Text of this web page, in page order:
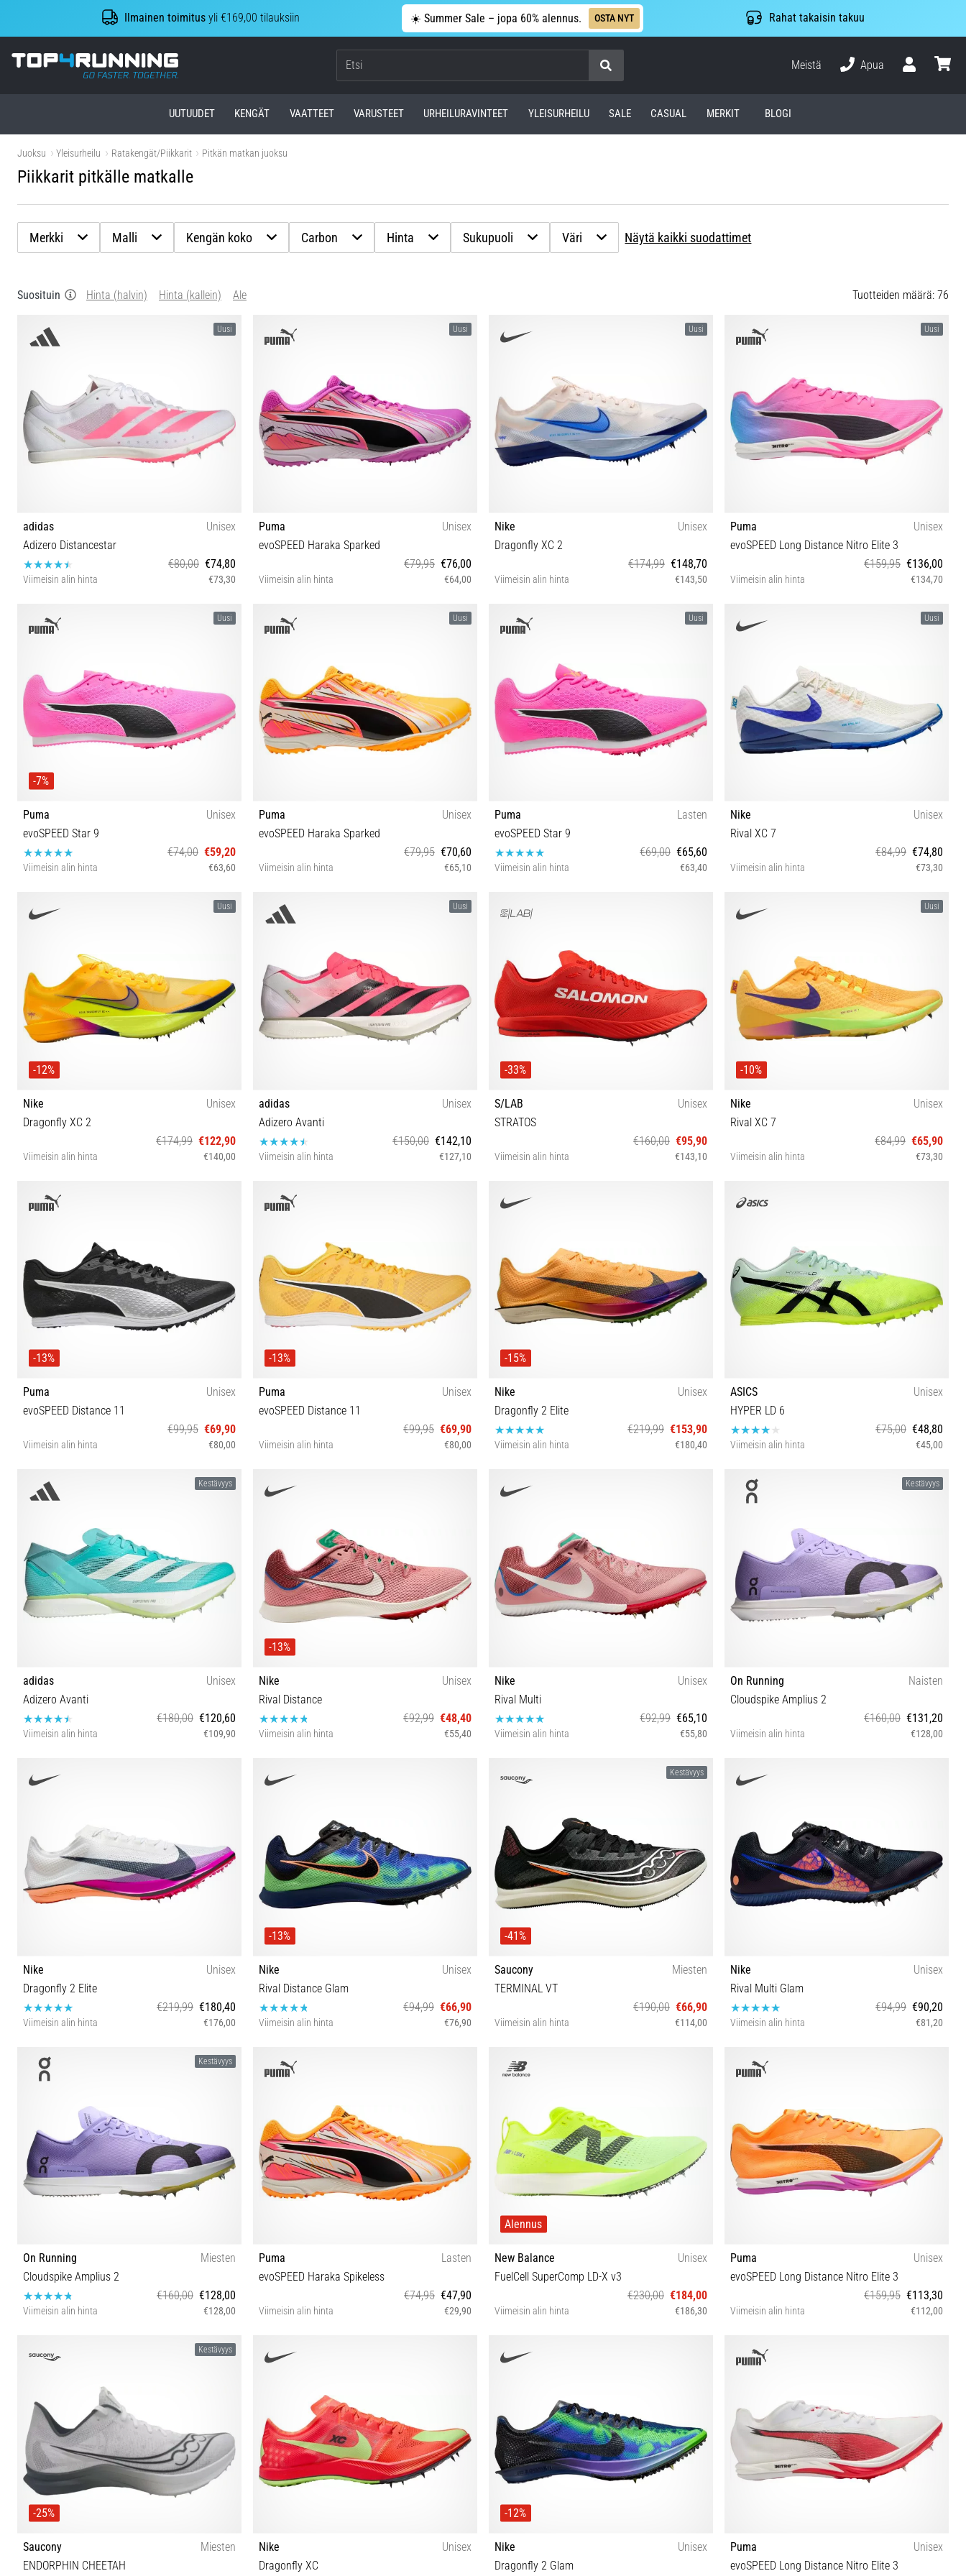
Ilmainen toimitus yli €169,00 tilauksiin ☀️ Summer Sale – jopa 60% alennus. OSTA NYT Rahat takaisin takuu
Top4Running.fi
Meistä
Apua
UUTUUDET KENGÄT VAATTEET VARUSTEET URHEILURAVINTEET YLEISURHEILU SALE CASUAL MERKIT BLOGI
Juoksu Yleisurheilu Ratakengät/Piikkarit Pitkän matkan juoksu
Piikkarit pitkälle matkalle
Merkki Malli Kengän koko Carbon Hinta Sukupuoli Väri Näytä kaikki suodattimet
Suosituin Hinta (halvin) Hinta (kallein) Ale Tuotteiden määrä: 76
Uusi
adidas
Unisex
Adizero Distancestar
€80,00 €74,80
Viimeisin alin hinta €73,30
36 36⅔ 37⅓ 38 38⅔ 39⅓ 40 40⅔ 41⅓ 42 42⅔
Uusi
Puma
Unisex
evoSPEED Haraka Sparked
€79,95 €76,00
Viimeisin alin hinta €64,00
Uusi
Nike
Unisex
Dragonfly XC 2
€174,99 €148,70
Viimeisin alin hinta €143,50
38½ 39 40 40½ 41 42 42½ 43 44 45 45½ 46 47½
Uusi
Puma
Unisex
evoSPEED Long Distance Nitro Elite 3
€159,95 €136,00
Viimeisin alin hinta €134,70
Uusi
-7%
Puma
Unisex
evoSPEED Star 9
€74,00 €59,20
Viimeisin alin hinta €63,60
40 40½ 41 42 42½ 43 44 44½ 45 46 46½ 47
Uusi
Puma
Unisex
evoSPEED Haraka Sparked
€79,95 €70,60
Viimeisin alin hinta €65,10
Uusi
Puma
Lasten
evoSPEED Star 9
€69,00 €65,60
Viimeisin alin hinta €63,40
Uusi
Nike
Unisex
Rival XC 7
€84,99 €74,80
Viimeisin alin hinta €73,30
Uusi
-12%
Nike
Unisex
Dragonfly XC 2
€174,99 €122,90
Viimeisin alin hinta €140,00
38½ 39 40 40½ 41 42 42½ 43 44 44½ 45 46 47 47½
Uusi
adidas
Unisex
Adizero Avanti
€150,00 €142,10
Viimeisin alin hinta €127,10
36⅔ 37⅓ 38⅔ 39⅓ 40 40⅔ 41⅓ 42 42⅔ 43⅓ 44
-33%
S/LAB
Unisex
STRATOS
€160,00 €95,90
Viimeisin alin hinta €143,10
Uusi
-10%
Nike
Unisex
Rival XC 7
€84,99 €65,90
Viimeisin alin hinta €73,30
-13%
Puma
Unisex
evoSPEED Distance 11
€99,95 €69,90
Viimeisin alin hinta €80,00
36 37 37½ 38 38½ 39 40 40½ 42 42½ 43 44 44½ 45
-13%
Puma
Unisex
evoSPEED Distance 11
€99,95 €69,90
Viimeisin alin hinta €80,00
-15%
Nike
Unisex
Dragonfly 2 Elite
€219,99 €153,90
Viimeisin alin hinta €180,40
ASICS
Unisex
HYPER LD 6
€75,00 €48,80
Viimeisin alin hinta €45,00
Kestävyys
adidas
Unisex
Adizero Avanti
€180,00 €120,60
Viimeisin alin hinta €109,90
-13%
Nike
Unisex
Rival Distance
€92,99 €48,40
Viimeisin alin hinta €55,40
Nike
Unisex
Rival Multi
€92,99 €65,10
Viimeisin alin hinta €55,80
Kestävyys
On Running
Naisten
Cloudspike Amplius 2
€160,00 €131,20
Viimeisin alin hinta €128,00
Nike
Unisex
Dragonfly 2 Elite
€219,99 €180,40
Viimeisin alin hinta €176,00
36 36½ 37½ 38 38½ 39 40 40½ 41 42 42½ 43 44 44½
-13%
Nike
Unisex
Rival Distance Glam
€94,99 €66,90
Viimeisin alin hinta €76,90
36 36½ 37½ 38 38½ 39 40 40½ 41 42 42½ 43 44 44½
Kestävyys
-41%
Saucony
Miesten
TERMINAL VT
€190,00 €66,90
Viimeisin alin hinta €114,00
Nike
Unisex
Rival Multi Glam
€94,99 €90,20
Viimeisin alin hinta €81,20
40 40½ 41 42 42½ 43 44 44½ 45 45½ 47 47½ 49½
Kestävyys
On Running
Miesten
Cloudspike Amplius 2
€160,00 €128,00
Viimeisin alin hinta €128,00
Puma
Lasten
evoSPEED Haraka Spikeless
€74,95 €47,90
Viimeisin alin hinta €29,90
Alennus
New Balance
Unisex
FuelCell SuperComp LD-X v3
€230,00 €184,00
Viimeisin alin hinta €186,30
Puma
Unisex
evoSPEED Long Distance Nitro Elite 3
€159,95 €113,30
Viimeisin alin hinta €112,00
Kestävyys
-25%
Saucony
Miesten
ENDORPHIN CHEETAH
Nike
Unisex
Dragonfly XC
-12%
Nike
Unisex
Dragonfly 2 Glam
Puma
Unisex
evoSPEED Long Distance Nitro Elite 3